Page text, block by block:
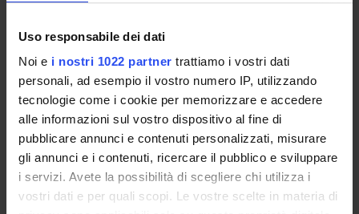
Uso responsabile dei dati
Noi e i nostri 1022 partner trattiamo i vostri dati
personali, ad esempio il vostro numero IP, utilizzando
tecnologie come i cookie per memorizzare e accedere
alle informazioni sul vostro dispositivo al fine di
pubblicare annunci e contenuti personalizzati, misurare
gli annunci e i contenuti, ricercare il pubblico e sviluppare
i servizi. Avete la possibilità di scegliere chi utilizza i
vostri dati e per quali scopi. Le vostre scelte in materia di
ATTIVITÀ
GRUPPI DI RICERCA
SEZIONI
DOTTORATI DI RICERCA